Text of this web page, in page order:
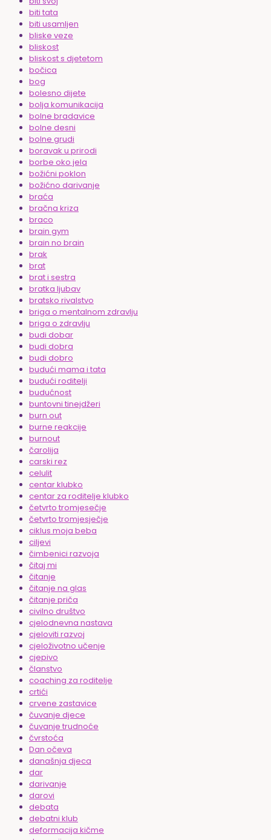
biti tata
biti usamljen
bliske veze
bliskost
bliskost s djetetom
bočica
bog
bolesno dijete
bolja komunikacija
bolne bradavice
bolne desni
bolne grudi
boravak u prirodi
borbe oko jela
božićni poklon
božićno darivanje
braća
bračna kriza
braco
brain gym
brain no brain
brak
brat
brat i sestra
bratka ljubav
bratsko rivalstvo
briga o mentalnom zdravlju
briga o zdravlju
budi dobar
budi dobra
budi dobro
budući mama i tata
budući roditelji
budućnost
buntovni tinejdžeri
burn out
burne reakcije
burnout
čarolija
carski rez
celulit
centar klubko
centar za roditelje klubko
četvrto tromjesečje
četvrto tromjesječje
ciklus moja beba
ciljevi
čimbenici razvoja
čitaj mi
čitanje
čitanje na glas
čitanje priča
civilno društvo
cjelodnevna nastava
cjeloviti razvoj
cjeloživotno učenje
cjepivo
članstvo
coaching za roditelje
crtići
crvene zastavice
čuvanje djece
čuvanje trudnoće
čvrstoća
Dan očeva
današnja djeca
dar
darivanje
darovi
debata
debatni klub
deformacija kičme